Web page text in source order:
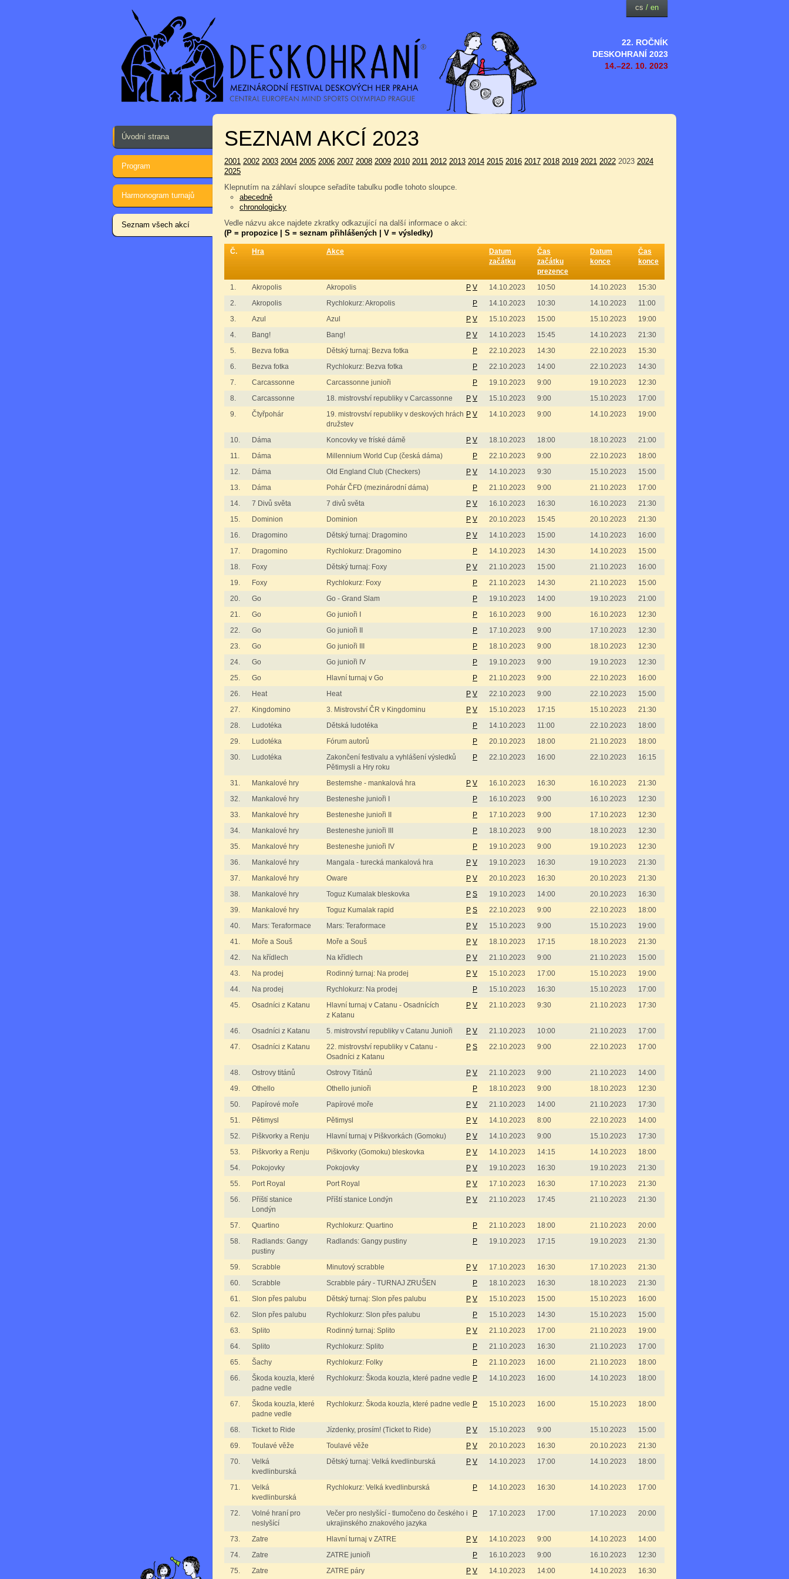
22. ROČNÍK
DESKOHRANÍ 2023
14.–22. 10. 2023
cs / en
Úvodní strana
Program
Harmonogram turnajů
Seznam všech akcí
SEZNAM AKCÍ 2023
2001 2002 2003 2004 2005 2006 2007 2008 2009 2010 2011 2012 2013 2014 2015 2016 2017 2018 2019 2021 2022 2023 2024
2025
Klepnutím na záhlaví sloupce seřadíte tabulku podle tohoto sloupce.
abecedně
chronologicky
Vedle názvu akce najdete zkratky odkazující na další informace o akci:
(P = propozice | S = seznam přihlášených | V = výsledky)
Č. Hra Akce
Datum
začátku
Čas
začátku
prezence
Datum
konce
Čas
konce
1. Akropolis Akropolis P V 14.10.2023 10:50 14.10.2023
15:30
2.
Akropolis Rychlokurz: Akropolis P 14.10.2023 10:30 14.10.2023
11:00
3.
Azul Azul P V 15.10.2023 15:00 15.10.2023
19:00
4.
Bang! Bang! P V 14.10.2023 15:45 14.10.2023
21:30
5.
Bezva fotka Dětský turnaj: Bezva fotka P 22.10.2023 14:30 22.10.2023
15:30
6.
Bezva fotka Rychlokurz: Bezva fotka P 22.10.2023 14:00 22.10.2023
14:30
7.
Carcassonne Carcassonne junioři P 19.10.2023 9:00 19.10.2023
12:30
8.
Carcassonne 18. mistrovství republiky v Carcassonne P V 15.10.2023 9:00 15.10.2023
17:00
9.
Čtyřpohár
19. mistrovství republiky v deskových hrách
družstev
P V 14.10.2023 9:00 14.10.2023 19:00
10. Dáma Koncovky ve fríské dámě P V 18.10.2023 18:00 18.10.2023
21:00
11.
Dáma Millennium World Cup (česká dáma) P 22.10.2023 9:00 22.10.2023
18:00
12.
Dáma Old England Club (Checkers) P V 14.10.2023 9:30 15.10.2023
15:00
13.
Dáma Pohár ČFD (mezinárodní dáma) P 21.10.2023 9:00 21.10.2023
17:00
14.
7 Divů světa 7 divů světa P V 16.10.2023 16:30 16.10.2023
21:30
15.
Dominion Dominion P V 20.10.2023 15:45 20.10.2023
21:30
16.
Dragomino Dětský turnaj: Dragomino P V 14.10.2023 15:00 14.10.2023
16:00
17.
Dragomino Rychlokurz: Dragomino P 14.10.2023 14:30 14.10.2023
15:00
18.
Foxy Dětský turnaj: Foxy P V 21.10.2023 15:00 21.10.2023
16:00
19.
Foxy Rychlokurz: Foxy P 21.10.2023 14:30 21.10.2023
15:00
20.
Go Go - Grand Slam P 19.10.2023 14:00 19.10.2023
21:00
21.
Go Go junioři I P 16.10.2023 9:00 16.10.2023
12:30
22.
Go Go junioři II P 17.10.2023 9:00 17.10.2023
12:30
23.
Go Go junioři III P 18.10.2023 9:00 18.10.2023
12:30
24.
Go Go junioři IV P 19.10.2023 9:00 19.10.2023
12:30
25.
Go Hlavní turnaj v Go P 21.10.2023 9:00 22.10.2023
16:00
26.
Heat Heat P V 22.10.2023 9:00 22.10.2023
15:00
27.
Kingdomino 3. Mistrovství ČR v Kingdominu P V 15.10.2023 17:15 15.10.2023
21:30
28.
Ludotéka Dětská ludotéka P 14.10.2023 11:00 22.10.2023
18:00
29.
Ludotéka Fórum autorů P 20.10.2023 18:00 21.10.2023
18:00
30.
Ludotéka
Zakončení festivalu a vyhlášení výsledků
Pětimysli a Hry roku
P 22.10.2023 16:00 22.10.2023 16:15
31. Mankalové hry Bestemshe - mankalová hra P V 16.10.2023 16:30 16.10.2023
21:30
32.
Mankalové hry Besteneshe junioři I P 16.10.2023 9:00 16.10.2023
12:30
33.
Mankalové hry Besteneshe junioři II P 17.10.2023 9:00 17.10.2023
12:30
34.
Mankalové hry Besteneshe junioři III P 18.10.2023 9:00 18.10.2023
12:30
35.
Mankalové hry Besteneshe junioři IV P 19.10.2023 9:00 19.10.2023
12:30
36.
Mankalové hry Mangala - turecká mankalová hra P V 19.10.2023 16:30 19.10.2023
21:30
37.
Mankalové hry Oware P V 20.10.2023 16:30 20.10.2023
21:30
38.
Mankalové hry Toguz Kumalak bleskovka P S 19.10.2023 14:00 20.10.2023
16:30
39.
Mankalové hry Toguz Kumalak rapid P S 22.10.2023 9:00 22.10.2023
18:00
40.
Mars: Teraformace Mars: Teraformace P V 15.10.2023 9:00 15.10.2023
19:00
41.
Moře a Souš Moře a Souš P V 18.10.2023 17:15 18.10.2023
21:30
42.
Na křídlech Na křídlech P V 21.10.2023 9:00 21.10.2023
15:00
43.
Na prodej Rodinný turnaj: Na prodej P V 15.10.2023 17:00 15.10.2023
19:00
44.
Na prodej Rychlokurz: Na prodej P 15.10.2023 16:30 15.10.2023
17:00
45.
Osadníci z Katanu
Hlavní turnaj v Catanu - Osadnících
z Katanu
P V 21.10.2023 9:30 21.10.2023 17:30
46. Osadníci z Katanu 5. mistrovství republiky v Catanu Junioři P V 21.10.2023 10:00 21.10.2023
17:00
47.
Osadníci z Katanu
22. mistrovství republiky v Catanu -
Osadníci z Katanu
P S 22.10.2023 9:00 22.10.2023 17:00
48. Ostrovy titánů Ostrovy Titánů P V 21.10.2023 9:00 21.10.2023
14:00
49.
Othello Othello junioři P 18.10.2023 9:00 18.10.2023
12:30
50.
Papírové moře Papírové moře P V 21.10.2023 14:00 21.10.2023
17:30
51.
Pětimysl Pětimysl P V 14.10.2023 8:00 22.10.2023
14:00
52.
Piškvorky a Renju Hlavní turnaj v Piškvorkách (Gomoku) P V 14.10.2023 9:00 15.10.2023
17:30
53.
Piškvorky a Renju Piškvorky (Gomoku) bleskovka P V 14.10.2023 14:15 14.10.2023
18:00
54.
Pokojovky Pokojovky P V 19.10.2023 16:30 19.10.2023
21:30
55.
Port Royal Port Royal P V 17.10.2023 16:30 17.10.2023
21:30
56.
Příští stanice
Londýn
Příští stanice Londýn P V 21.10.2023 17:45 21.10.2023 21:30
57. Quartino Rychlokurz: Quartino P 21.10.2023 18:00 21.10.2023
20:00
58.
Radlands: Gangy
pustiny
Radlands: Gangy pustiny P 19.10.2023 17:15 19.10.2023 21:30
59. Scrabble Minutový scrabble P V 17.10.2023 16:30 17.10.2023
21:30
60.
Scrabble Scrabble páry - TURNAJ ZRUŠEN P 18.10.2023 16:30 18.10.2023
21:30
61.
Slon přes palubu Dětský turnaj: Slon přes palubu P V 15.10.2023 15:00 15.10.2023
16:00
62.
Slon přes palubu Rychlokurz: Slon přes palubu P 15.10.2023 14:30 15.10.2023
15:00
63.
Splito Rodinný turnaj: Splito P V 21.10.2023 17:00 21.10.2023
19:00
64.
Splito Rychlokurz: Splito P 21.10.2023 16:30 21.10.2023
17:00
65.
Šachy Rychlokurz: Folky P 21.10.2023 16:00 21.10.2023
18:00
66.
Škoda kouzla, které
padne vedle
Rychlokurz: Škoda kouzla, které padne vedle P 14.10.2023 16:00 14.10.2023 18:00
67.
Škoda kouzla, které
padne vedle
Rychlokurz: Škoda kouzla, které padne vedle P 15.10.2023 16:00 15.10.2023 18:00
68. Ticket to Ride Jízdenky, prosím! (Ticket to Ride) P V 15.10.2023 9:00 15.10.2023
15:00
69.
Toulavé věže Toulavé věže P V 20.10.2023 16:30 20.10.2023
21:30
70.
Velká
kvedlinburská
Dětský turnaj: Velká kvedlinburská P V 14.10.2023 17:00 14.10.2023 18:00
71.
Velká
kvedlinburská
Rychlokurz: Velká kvedlinburská P 14.10.2023 16:30 14.10.2023 17:00
72.
Volné hraní pro
neslyšící
Večer pro neslyšící - tlumočeno do českého i
ukrajinského znakového jazyka
P 17.10.2023 17:00 17.10.2023 20:00
73. Zatre Hlavní turnaj v ZATRE P V 14.10.2023 9:00 14.10.2023
14:00
74.
Zatre ZATRE junioři P 16.10.2023 9:00 16.10.2023
12:30
75.
Zatre ZATRE páry P V 14.10.2023 14:00 14.10.2023 16:30